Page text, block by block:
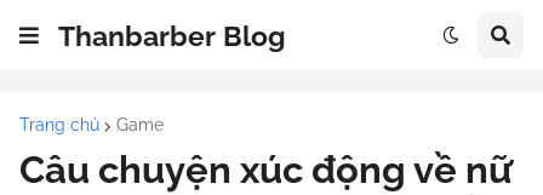
Thanbarber Blog
Trang chủ Game
Câu chuyện xúc động về nữ